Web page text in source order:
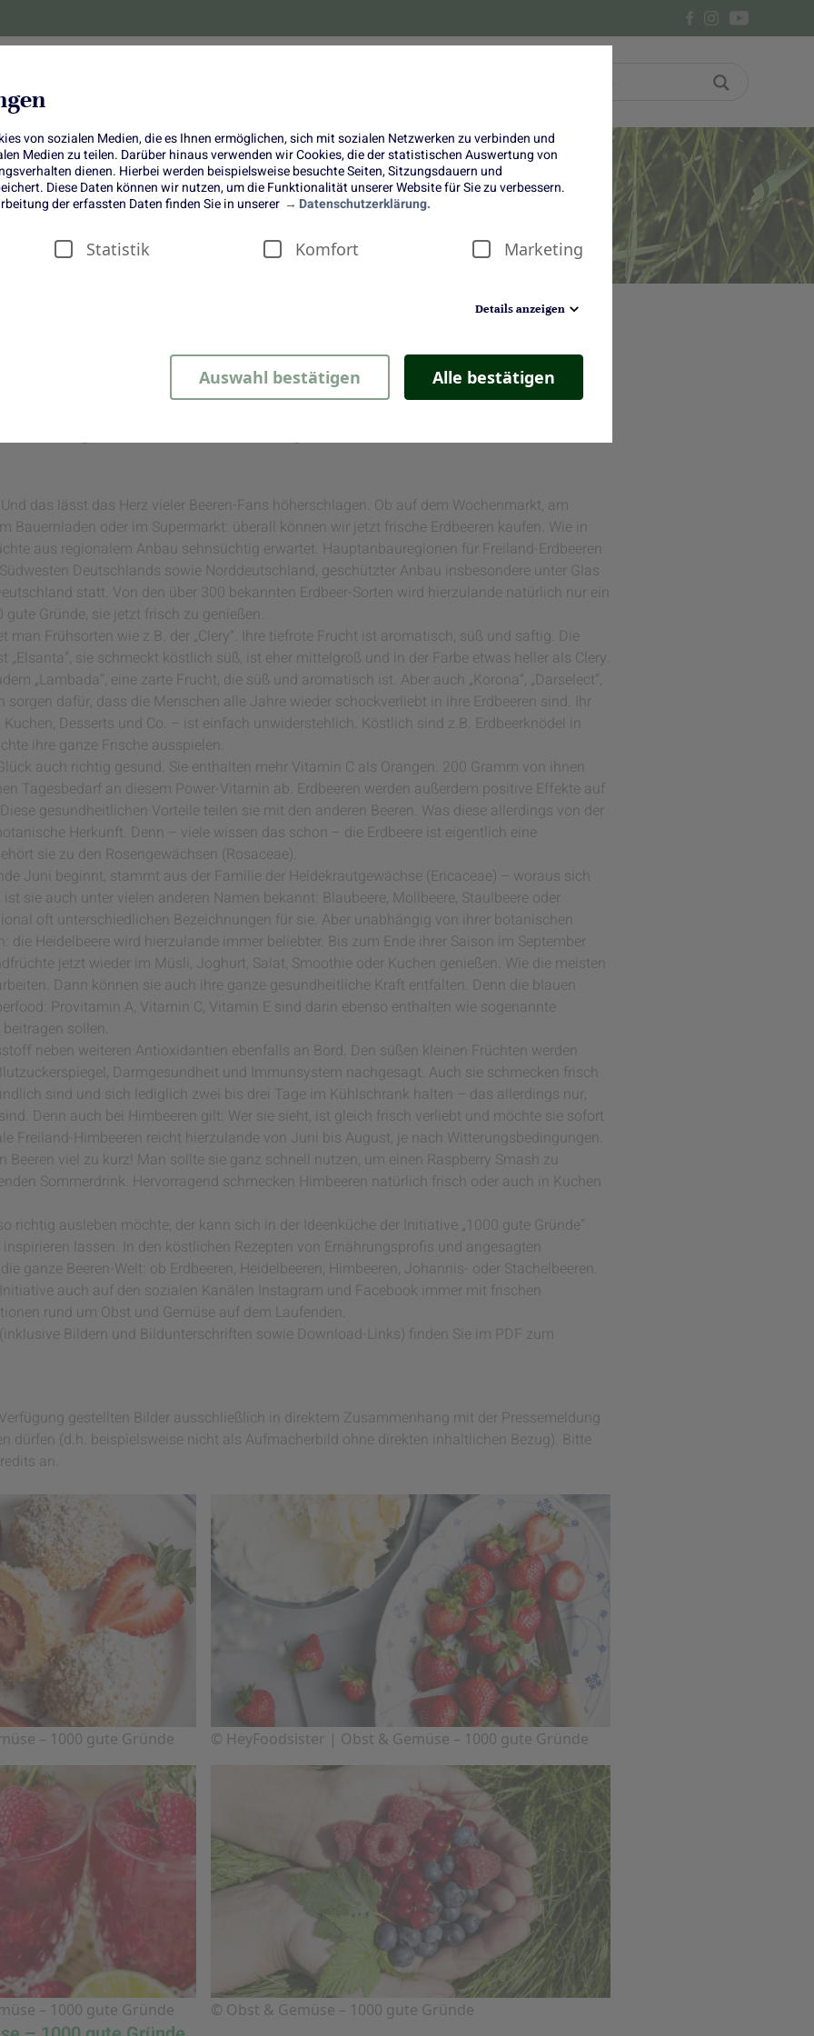
von sozialen Medien, die es Ihnen ermöglichen, sich mit sozialen Netzwerken zu verbinden und
Medien zu teilen. Darüber hinaus verwenden wir Cookies, die der statistischen Auswertung von
dienen. Hierbei werden beispielsweise besuchte Seiten, Sitzungsdauern und
Diese Daten können wir nutzen, um die Funktionalität unserer Website für Sie zu verbessern.
der erfassten Daten finden Sie in unserer
Datenschutzerklärung.
Statistik Komfort Marketing
Details anzeigen
Auswahl bestätigen Alle bestätigen
Frisch verliebt in alle Beeren
überall. Und auch die Saison für Heidelbeeren, Himbeeren, Stachel- und
das lässt das Herz vieler Beeren-Fans höherschlagen. Ob auf dem Wochenmarkt, am
Bauernladen oder im Supermarkt: überall können wir jetzt frische Erdbeeren kaufen. Wie in
aus regionalem Anbau sehnsüchtig erwartet. Hauptanbauregionen für Freiland-Erdbeeren
Deutschlands sowie Norddeutschland, geschützter Anbau insbesondere unter Glas
statt. Von den über 300 bekannten Erdbeer-Sorten wird hierzulande natürlich nur ein
Gründe, sie jetzt frisch zu genießen.
man Frühsorten wie z.B. der „Clery“. Ihre tiefrote Frucht ist aromatisch, süß und saftig. Die
„Elsanta“, sie schmeckt köstlich süß, ist eher mittelgroß und in der Farbe etwas heller als Clery.
„Lambada“, eine zarte Frucht, die süß und aromatisch ist. Aber auch „Korona“, „Darselect“,
sorgen dafür, dass die Menschen alle Jahre wieder schockverliebt in ihre Erdbeeren sind. Ihr
Desserts und Co. – ist einfach unwiderstehlich. Köstlich sind z.B. Erdbeerknödel in
ihre ganze Frische ausspielen.
auch richtig gesund. Sie enthalten mehr Vitamin C als Orangen. 200 Gramm von ihnen
Tagesbedarf an diesem Power-Vitamin ab. Erdbeeren werden außerdem positive Effekte auf
gesundheitlichen Vorteile teilen sie mit den anderen Beeren. Was diese allerdings von der
Herkunft. Denn – viele wissen das schon – die Erdbeere ist eigentlich eine
sie zu den Rosengewächsen (Rosaceae).
Juni beginnt, stammt aus der Familie der Heidekrautgewächse (Ericaceae) – woraus sich
sie auch unter vielen anderen Namen bekannt: Blaubeere, Mollbeere, Staulbeere oder
oft unterschiedlichen Bezeichnungen für sie. Aber unabhängig von ihrer botanischen
die Heidelbeere wird hierzulande immer beliebter. Bis zum Ende ihrer Saison im September
jetzt wieder im Müsli, Joghurt, Salat, Smoothie oder Kuchen genießen. Wie die meisten
Dann können sie auch ihre ganze gesundheitliche Kraft entfalten. Denn die blauen
Provitamin A, Vitamin C, Vitamin E sind darin ebenso enthalten wie sogenannte
sollen.
neben weiteren Antioxidantien ebenfalls an Bord. Den süßen kleinen Früchten werden
Darmgesundheit und Immunsystem nachgesagt. Auch sie schmecken frisch
sind und sich lediglich zwei bis drei Tage im Kühlschrank halten – das allerdings nur,
Denn auch bei Himbeeren gilt: Wer sie sieht, ist gleich frisch verliebt und möchte sie sofort
Freiland-Himbeeren reicht hierzulande von Juni bis August, je nach Witterungsbedingungen.
Beeren viel zu kurz! Man sollte sie ganz schnell nutzen, um einen Raspberry Smash zu
Sommerdrink. Hervorragend schmecken Himbeeren natürlich frisch oder auch in Kuchen
richtig ausleben möchte, der kann sich in der Ideenküche der Initiative „1000 gute Gründe“
lassen. In den köstlichen Rezepten von Ernährungsprofis und angesagten
ganze Beeren-Welt: ob Erdbeeren, Heidelbeeren, Himbeeren, Johannis- oder Stachelbeeren.
auch auf den sozialen Kanälen Instagram und Facebook immer mit frischen
rund um Obst und Gemüse auf dem Laufenden.
Bildern und Bildunterschriften sowie Download-Links) finden Sie im PDF zum
gestellten Bilder ausschließlich in direktem Zusammenhang mit der Pressemeldung
dürfen (d.h. beispielsweise nicht als Aufmacherbild ohne direkten inhaltlichen Bezug). Bitte
an.
– 1000 gute Gründe © HeyFoodsister | Obst & Gemüse – 1000 gute Gründe
– 1000 gute Gründe © Obst & Gemüse – 1000 gute Gründe